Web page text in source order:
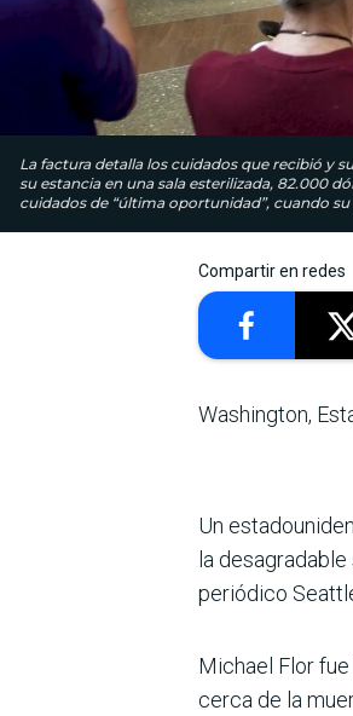
La factura detalla los cuidados que recibió y
su estancia en una sala esterilizada, 82.000
cuidados de “última oportunidad”, cuando
Compartir en redes
Washington,
Un
la
periódico
Michael Flor
cerca de la